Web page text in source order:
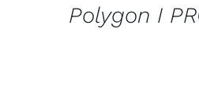
Polygon I